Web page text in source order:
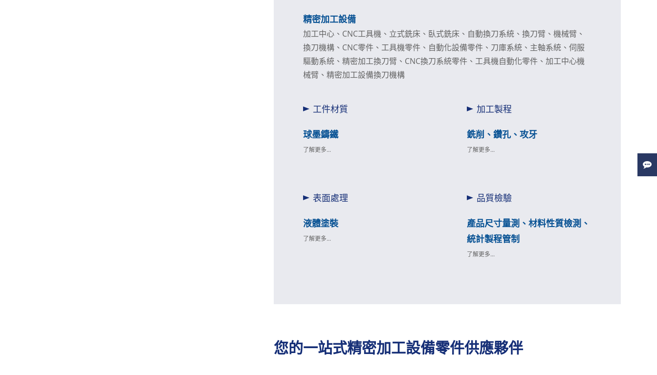
精密加工設備
加工中心、CNC工具機、立式銑床、臥式銑床、自動換刀系統、換刀臂、機械臂、
換刀機構、CNC零件、工具機零件、自動化設備零件、刀庫系統、主軸系統、伺服
驅動系統、精密加工換刀臂、CNC換刀系統零件、工具機自動化零件、加工中心機
械臂、精密加工設備換刀機構
工件材質
球墨鑄鐵
了解更多...
加工製程
銑削、鑽孔、攻牙
了解更多...
表面處理
液體塗裝
了解更多...
品質檢驗
產品尺寸量測、材料性質檢測、
統計製程管制
了解更多...
您的一站式精密加工設備零件供應夥伴